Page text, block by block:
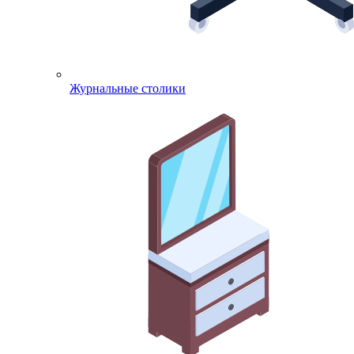
Журнальные столики